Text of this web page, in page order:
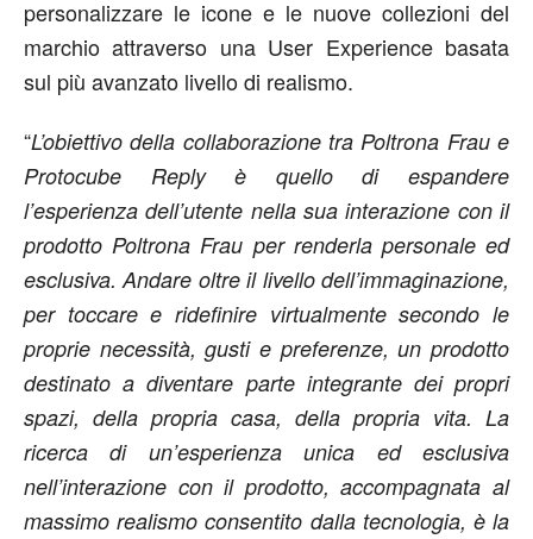
personalizzare le icone e le nuove collezioni del
marchio attraverso una User Experience basata
sul più avanzato livello di realismo.
“L’obiettivo della collaborazione tra Poltrona Frau e
Protocube Reply è quello di espandere
l’esperienza dell’utente nella sua interazione con il
prodotto Poltrona Frau per renderla personale ed
esclusiva. Andare oltre il livello dell’immaginazione,
per toccare e ridefinire virtualmente secondo le
proprie necessità, gusti e preferenze, un prodotto
destinato a diventare parte integrante dei propri
spazi, della propria casa, della propria vita. La
ricerca di un’esperienza unica ed esclusiva
nell’interazione con il prodotto, accompagnata al
massimo realismo consentito dalla tecnologia, è la